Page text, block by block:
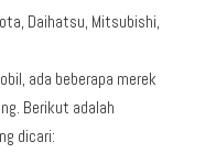
Daihatsu, Mitsubishi,
ada beberapa merek
Berikut adalah
dicari: